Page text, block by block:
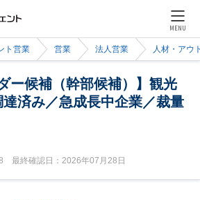
MENU
ト営業 営業 法人営業 人材・アウ
ー候補（幹部候補）】観光
済み／急成長中企業／裁量
最終確認日：2026年07月28日